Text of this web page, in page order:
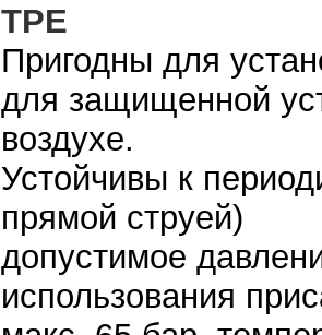
TPE
Пригодны для
для защищенной
воздухе.
Устойчивы к
прямой струей)
допустимое
использования